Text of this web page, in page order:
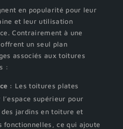
en popularité pour leur
et leur utilisation
Contrairement à une
un seul plan
associés aux toitures
:
: Les toitures plates
supérieur pour
jardins en toiture et
fonctionnelles, ce qui ajoute